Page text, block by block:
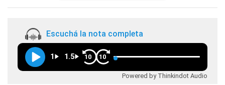
Escuchá la nota completa
1 1.5 10 10
Powered by Thinkindot Audio